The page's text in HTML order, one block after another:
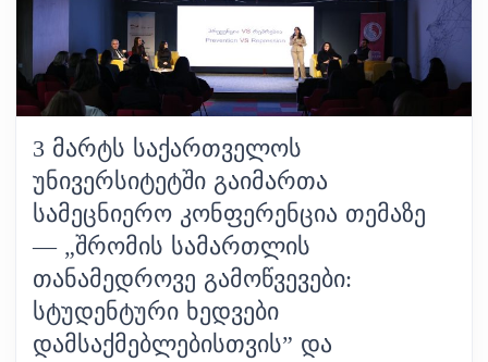
3 ᲛᲐᲠᲢᲡ ᲡᲐᲥᲐᲠᲗᲕᲔᲚᲝᲡ
ᲣᲜᲘᲕᲔᲠᲡᲘᲢᲔᲢᲨᲘ ᲒᲐᲘᲛᲐᲠᲗᲐ
ᲡᲐᲛᲔᲪᲜᲘᲔᲠᲝ ᲙᲝᲜᲤᲔᲠᲔᲜᲪᲘᲐ ᲗᲔᲛᲐᲖᲔ
— „ᲨᲠᲝᲛᲘᲡ ᲡᲐᲛᲐᲠᲗᲚᲘᲡ
ᲗᲐᲜᲐᲛᲔᲓᲠᲝᲕᲔ ᲒᲐᲛᲝᲬᲕᲔᲕᲔᲑᲘ:
ᲡᲢᲣᲓᲔᲜᲢᲣᲠᲘ ᲮᲔᲓᲕᲔᲑᲘ
ᲓᲐᲛᲡᲐᲥᲛᲔᲑᲚᲔᲑᲘᲡᲗᲕᲘᲡ” ᲓᲐ